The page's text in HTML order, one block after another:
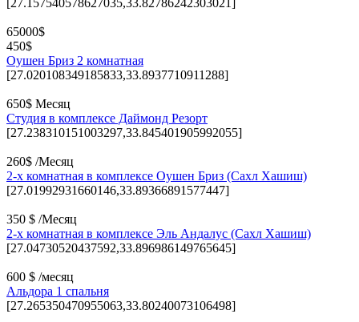
65000$
450$
Оушен Бриз 2 комнатная
[27.020108349185833,33.8937710911288]
650$ Месяц
Студия в комплексе Даймонд Резорт
[27.238310151003297,33.845401905992055]
260$ /Месяц
2-х комнатная в комплексе Оушен Бриз (Сахл Хашиш)
[27.01992931660146,33.89366891577447]
350 $ /Месяц
2-х комнатная в комплексе Эль Андалус (Сахл Хашиш)
[27.04730520437592,33.896986149765645]
600 $ /месяц
Альдора 1 спальня
[27.265350470955063,33.80240073106498]